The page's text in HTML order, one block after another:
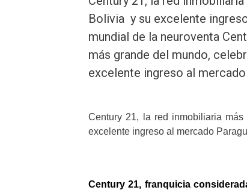
Bolivia y su excelente
mundial de la neuroventa
más grande del mundo,
excelente ingreso al mercado
Century 21, la red inmobiliaria
excelente ingreso al mercado
Century 21, franquicia